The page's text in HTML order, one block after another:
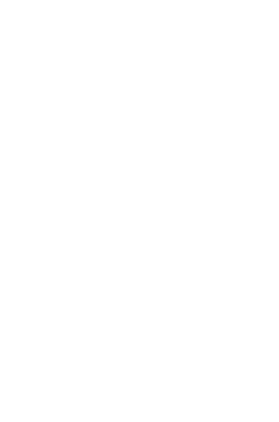
Ursprungs,
Abfolge
und Erdöl. Die
Der immer
Und Recycling ist nur
Plastikbelastung zu